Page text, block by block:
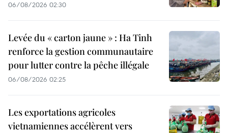
06/08/2026 02:30
Levée du « carton jaune » : Ha Tinh
renforce la gestion communautaire
pour lutter contre la pêche illégale
06/08/2026 02:25
Les exportations agricoles
vietnamiennes accélèrent vers